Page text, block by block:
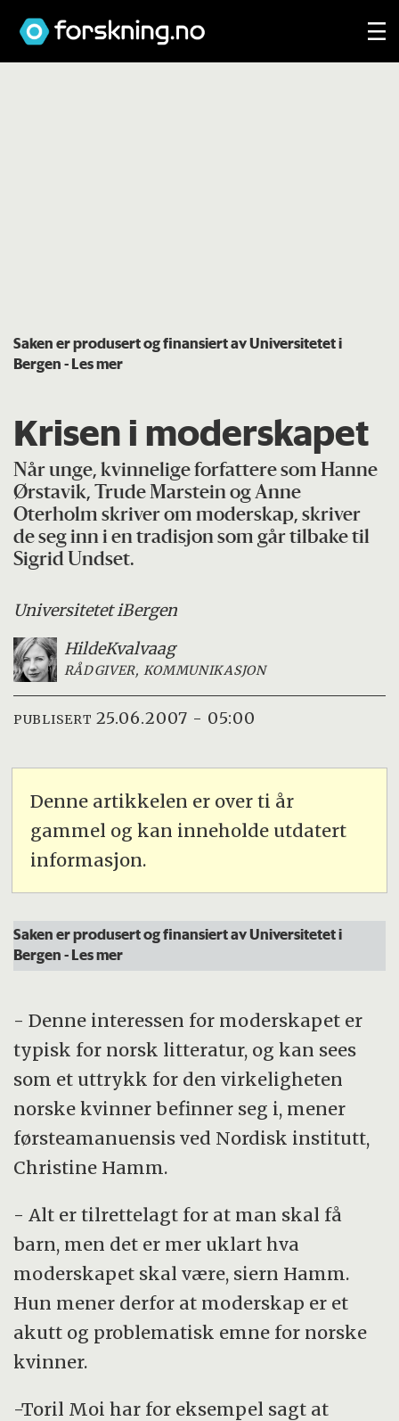
Saken er produsert og finansiert av Universitetet i
Bergen- Les mer
Krisen i moderskapet
Når unge, kvinnelige forfattere som Hanne
Ørstavik, Trude Marstein og Anne
Oterholm skriver om moderskap, skriver
de seg inn i en tradisjon som går tilbake til
Sigrid Undset.
Universitetet iBergen
HildeKvalvaag
RÅDGIVER, KOMMUNIKASJON
PUBLISERT 25.06.2007 - 05:00
Denne artikkelen er over ti år
gammel og kan inneholde utdatert
informasjon.
Saken er produsert og finansiert av Universitetet i
Bergen- Les mer
- Denne interessen for moderskapet er
typisk for norsk litteratur, og kan sees
som et uttrykk for den virkeligheten
norske kvinner befinner seg i, mener
førsteamanuensis ved Nordisk institutt,
Christine Hamm.
- Alt er tilrettelagt for at man skal få
barn, men det er mer uklart hva
moderskapet skal være, siern Hamm.
Hun mener derfor at moderskap er et
akutt og problematisk emne for norske
kvinner.
-Toril Moi har for eksempel sagt at